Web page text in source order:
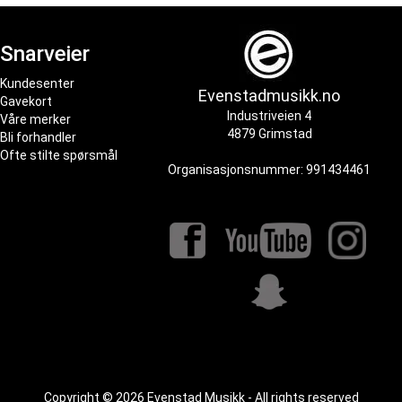
Snarveier
Kundesenter
Gavekort
Våre merker
Bli forhandler
Ofte stilte spørsmål
Evenstadmusikk.no
Industriveien 4
4879 Grimstad
Organisasjonsnummer: 991434461
Copyright © 2026 Evenstad Musikk - All rights reserved